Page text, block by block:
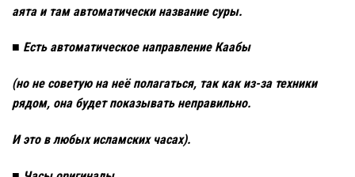
аята и там автоматически название суры.
■ Есть автоматическое направление Каабы
(но не советую на неё полагаться, так как из-за техники
рядом, она будет показывать неправильно.
И это в любых исламских часах).